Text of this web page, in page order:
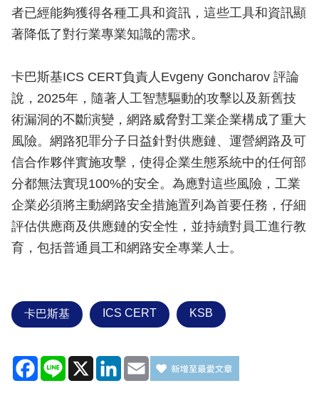
者已經能夠獲得各種工具和資訊，這些工具和資訊顯
著降低了對行業專業知識的需求。
卡巴斯基ICS CERT負責人Evgeny Goncharov 評論
說，2025年，隨著人工智慧驅動的攻擊以及新舊技
術漏洞的不斷演變，網路威脅對工業企業構成了重大
風險。網路犯罪分子日益針對供應鏈、運營網路及可
信合作夥伴實施攻擊，使得企業生態系統中的任何部
分都無法實現100%的安全。為應對這些風險，工業
企業必須將主動網路安全措施置列為首要任務，仔細
評估供應商及供應鏈的安全性，並持續對員工進行教
育，包括普通員工和網路安全專業人士。
卡巴斯基 ICS CERT KSB
Facebook
Line X LinkedIn
Email